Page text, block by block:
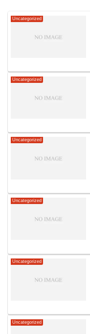
Uncategorized
Uncategorized
Uncategorized
Uncategorized
Uncategorized
Uncategorized